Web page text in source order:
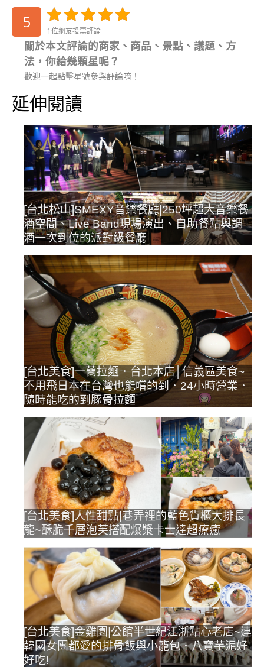
5 1位網友投票評論
關於本文評論的商家、商品、景點、議題、方
法，你給幾顆星呢？
歡迎一起點擊星號參與評論唷！
延伸閱讀
[台北松山]SMEXY音樂餐廳|250坪超大音樂餐
酒空間、Live Band現場演出、自助餐點與調
酒一次到位的派對級餐廳
[台北美食]一蘭拉麵．台北本店│信義區美食~
不用飛日本在台灣也能嚐的到．24小時營業．
隨時能吃的到豚骨拉麵
[台北美食]人性甜點|巷弄裡的藍色貨櫃大排長
龍~酥脆千層泡芙搭配爆漿卡士達超療癒
[台北美食]金雞園|公館半世紀江浙點心老店~連
韓國女團都愛的排骨飯與小籠包．八寶芋泥好
好吃!